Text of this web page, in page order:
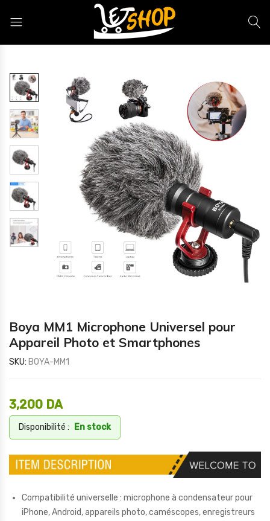
Boya MM1 Microphone Universel pour
Appareil Photo et Smartphones
SKU: BOYA-MM1
3,200 DA
Disponibilité : En stock
Compatibilité universelle : microphone à condensateur pour
iPhone, Android, appareils photo, caméscopes, enregistreurs